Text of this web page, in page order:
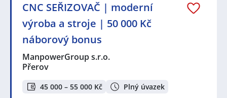
CNC SEŘIZOVAČ | moderní
výroba a stroje | 50 000 Kč
náborový bonus
ManpowerGroup s.r.o.
Přerov
45 000 – 55 000 Kč Plný úvazek